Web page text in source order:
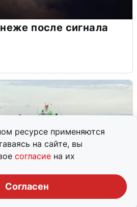
ресурсе применяются
на сайте, вы
согласие на их
Согласен
после сигнала